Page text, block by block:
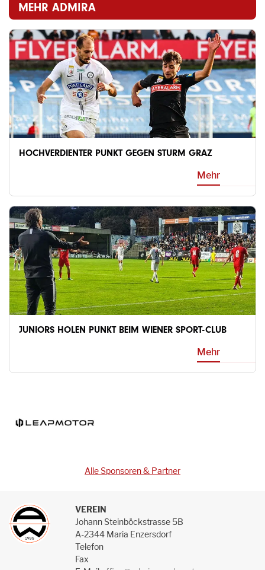
MEHR ADMIRA
HOCHVERDIENTER PUNKT GEGEN STURM GRAZ
Mehr
JUNIORS HOLEN PUNKT BEIM WIENER SPORT-CLUB
Mehr
Alle Sponsoren & Partner
VEREIN
Johann Steinböckstrasse 5B
A-2344 Maria Enzersdorf
Telefon
Fax